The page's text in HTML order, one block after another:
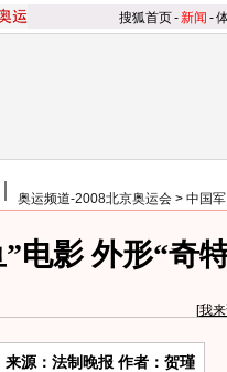
搜狐首页-新闻 -
奥运频道-2008北京奥运会 > 中国
电影 外形“奇
[我
来源：法制晚报 作者：贺瑾